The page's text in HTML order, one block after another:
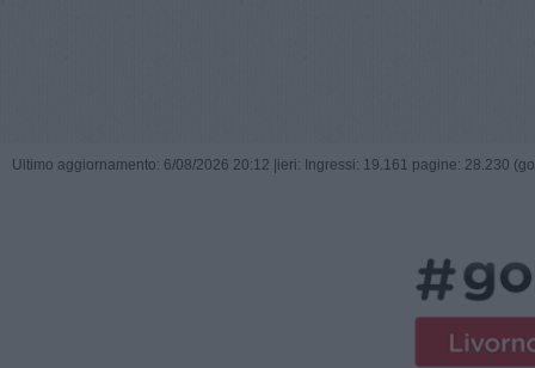
Ultimo aggiornamento: 6/08/2026 20:12 | ieri: Ingressi: 19.161 pagine: 28.230